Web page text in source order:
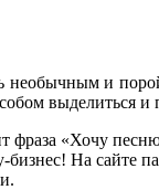
необычным и
выделиться
фраза «Хочу
бизнес! На